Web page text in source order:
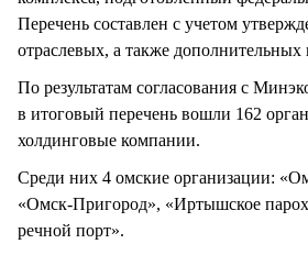
Перечень составлен с учетом
отраслевых, а также дополнительных
По результатам согласования с
в итоговый перечень вошли 162
холдинговые компании.
Среди них 4 омские организации:
«Омск-Пригород», «Иртышское
речной порт».